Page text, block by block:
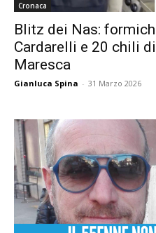
Cronaca
Blitz dei Nas:
Cardarelli e 20 chili
Maresca
Gianluca Spina - 31 Marzo 2026